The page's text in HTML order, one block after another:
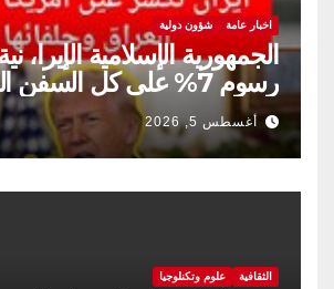
اخبار عامة شؤون دولية
الجمهورية الإسلامية
رسوم 7% على كل السفن
مضيق هرمز
أغسطس 5, 2026
الثقافية علوم وتكنلوجيا